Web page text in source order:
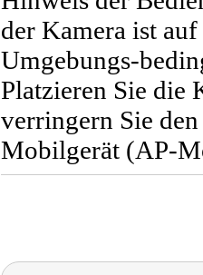
der Kamera ist
Umgebungs-
Platzieren Sie die
verringern Sie
Mobilgerät (AP-